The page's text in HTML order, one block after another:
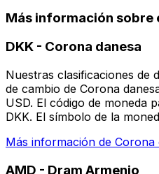
Más información sobre
DKK - Corona danesa
Nuestras clasificaciones de
de cambio de Corona
USD. El código de moneda
DKK. El símbolo de la
Más información de Corona
AMD - Dram Armenio